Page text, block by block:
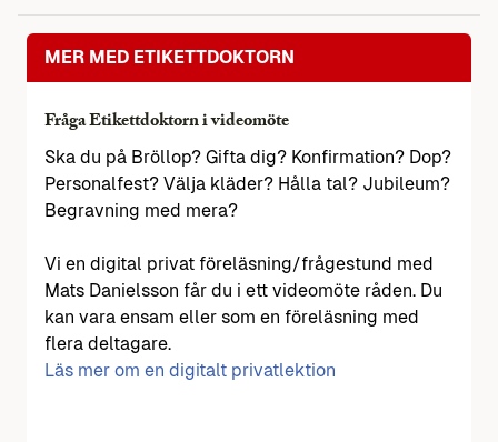
MER MED ETIKETTDOKTORN
Fråga Etikettdoktorn i videomöte
Ska du på Bröllop? Gifta dig? Konfirmation? Dop?
Personalfest? Välja kläder? Hålla tal? Jubileum?
Begravning med mera?
Vi en digital privat föreläsning/frågestund med
Mats Danielsson får du i ett videomöte råden. Du
kan vara ensam eller som en föreläsning med
flera deltagare.
Läs mer om en digitalt privatlektion